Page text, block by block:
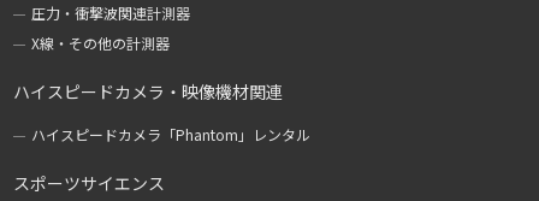
圧力・衝撃波関連計測器
X線・その他の計測器
ハイスピードカメラ・映像機材関連
ハイスピードカメラ「Phantom」レンタル
スポーツサイエンス